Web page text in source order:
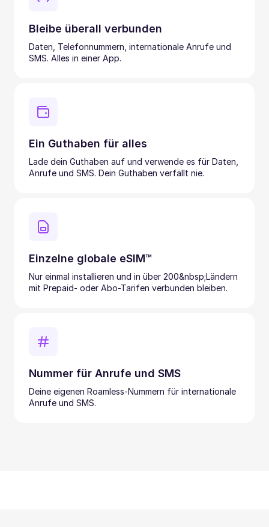
Bleibe überall verbunden
Daten, Telefonnummern, internationale Anrufe und
SMS. Alles in einer App.
Ein Guthaben für alles
Lade dein Guthaben auf und verwende es für Daten,
Anrufe und SMS. Dein Guthaben verfällt nie.
Einzelne globale eSIM™
Nur einmal installieren und in über 200&nbsp;Ländern
mit Prepaid- oder Abo-Tarifen verbunden bleiben.
Nummer für Anrufe und SMS
Deine eigenen Roamless-Nummern für internationale
Anrufe und SMS.